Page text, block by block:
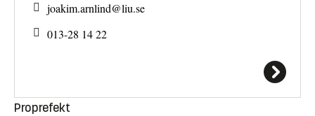
joakim.arnlind@liu.se
013-28 14 22
Proprefekt